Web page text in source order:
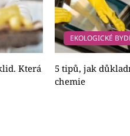
Která
EKOLOGICKÉ
5 tipů, jak
chemie